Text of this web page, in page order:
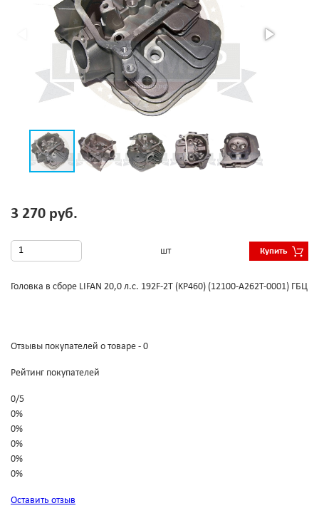
3 270 руб.
шт Купить
Головка в сборе LIFAN 20,0 л.с. 192F-2T (KP460) (12100-A262T-0001) ГБЦ
Отзывы покупателей о товаре - 0
Рейтинг покупателей
0/5
0%
0%
0%
0%
0%
Оставить отзыв